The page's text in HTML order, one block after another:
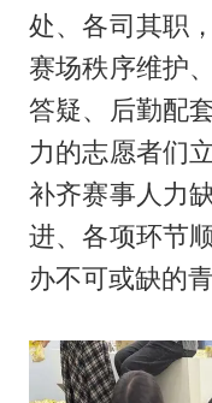
处、各司其职
赛场秩序维护
答疑、后勤配
力的志愿者们
补齐赛事人力
进、各项环节
办不可或缺的